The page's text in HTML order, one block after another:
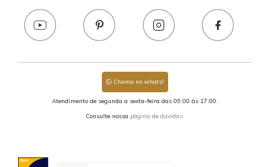
Chama no whats!
Atendimento de segunda a sexta-feira das 09:00 às 17:00.
Consulte nossa página de dúvidas.